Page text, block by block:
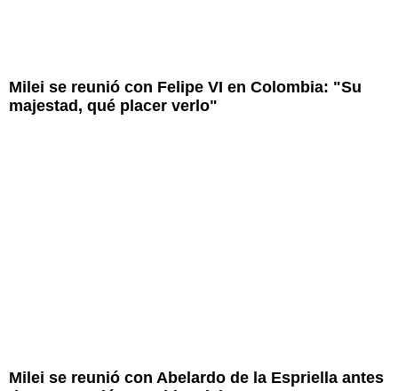
Milei se reunió con Felipe VI en Colombia: "Su
majestad, qué placer verlo"
Milei se reunió con Abelardo de la Espriella antes